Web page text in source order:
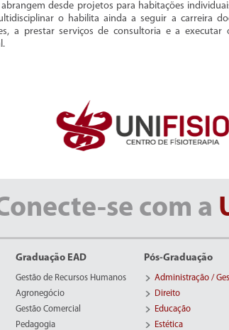
desde projetos para habitações
o habilita ainda a seguir a carreira
a prestar serviços de consultoria e a
se com a
Graduação EAD
Gestão de Recursos Humanos
Agronegócio
Gestão Comercial
Pedagogia
Pós-Graduação
Administração /
Direito
Educação
Estética